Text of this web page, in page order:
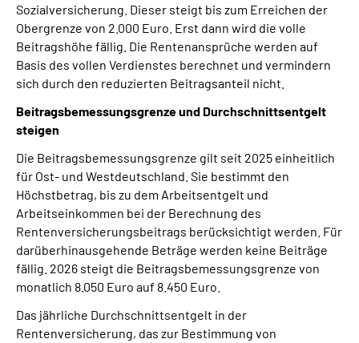
Sozialversicherung. Dieser steigt bis zum Erreichen der
Obergrenze von 2.000 Euro. Erst dann wird die volle
Beitragshöhe fällig. Die Rentenansprüche werden auf
Basis des vollen Verdienstes berechnet und vermindern
sich durch den reduzierten Beitragsanteil nicht.
Beitragsbemessungsgrenze und Durchschnittsentgelt
steigen
Die Beitragsbemessungsgrenze gilt seit 2025 einheitlich
für Ost- und Westdeutschland. Sie bestimmt den
Höchstbetrag, bis zu dem Arbeitsentgelt und
Arbeitseinkommen bei der Berechnung des
Rentenversicherungsbeitrags berücksichtigt werden. Für
darüberhinausgehende Beträge werden keine Beiträge
fällig. 2026 steigt die Beitragsbemessungsgrenze von
monatlich 8.050 Euro auf 8.450 Euro.
Das jährliche Durchschnittsentgelt in der
Rentenversicherung, das zur Bestimmung von